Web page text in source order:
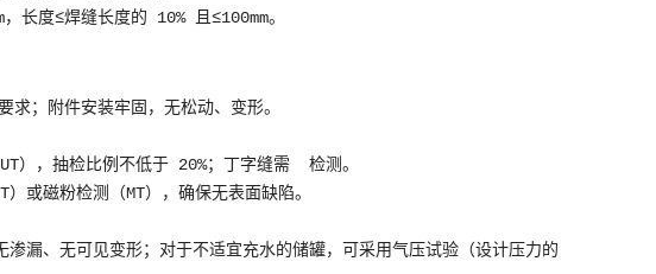
长度≤焊缝长度的 10% 且≤100mm。
；附件安装牢固，无松动、变形。
），抽检比例不低于 20%；丁字缝需 检测。
或磁粉检测（MT），确保无表面缺陷。
、无可见变形；对于不适宜充水的储罐，可采用气压试验（设计压力的